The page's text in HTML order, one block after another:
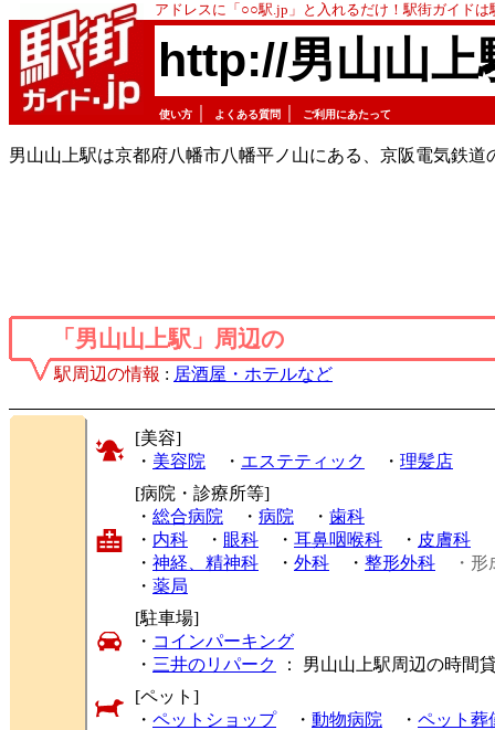
アドレスに「○○駅.jp」と入れるだけ！駅街ガイド
http://男山山上
使い方 よくある質問 ご利用にあたって
男山山上駅は京都府八幡市八幡平ノ山にある、京阪電気鉄道
「男山山上駅」周辺の
駅周辺の情報 : 居酒屋・ホテルなど
[美容]
・ 美容院 ・ エステティック ・ 理髪店
[病院・診療所等]
・ 総合病院 ・ 病院 ・ 歯科
・ 内科 ・ 眼科 ・ 耳鼻咽喉科 ・ 皮膚科
・ 神経、精神科 ・ 外科 ・ 整形外科
・
・ 薬局
[駐車場]
・ コインパーキング
・ 三井のリパーク
： 男山山上駅周辺の時間
[ペット]
・ ペットショップ・ 動物病院 ・ ペット葬